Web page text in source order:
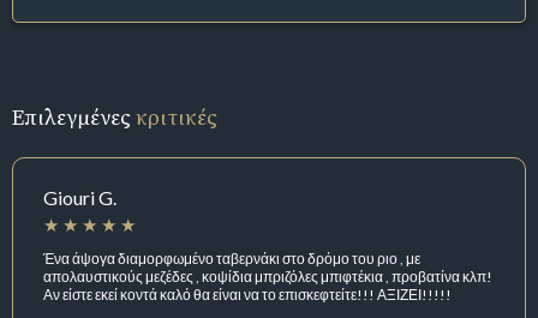
Επιλεγμένεςκριτικές
Giouri G.
Ένα άψογα διαμορφωμένο ταβερνάκι στο δρόμο του ριο , με
απολαυστικούς μεζέδες , κοψίδια μπριζόλες μπιφτέκια , προβατίνα κλπ!
Αν είστε εκεί κοντά καλό θα είναι να το επισκεφτείτε!!! ΑΞΙΖΕΙ!!!!!